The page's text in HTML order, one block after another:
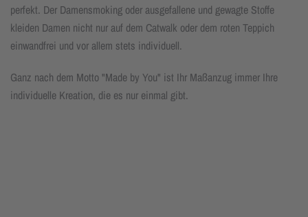
perfekt. Der Damensmoking oder ausgefallene und gewagte Stoffe
kleiden Damen nicht nur auf dem Catwalk oder dem roten Teppich
einwandfrei und vor allem stets individuell.
Ganz nach dem Motto "Made by You" ist Ihr Maßanzug immer Ihre
individuelle Kreation, die es nur einmal gibt.